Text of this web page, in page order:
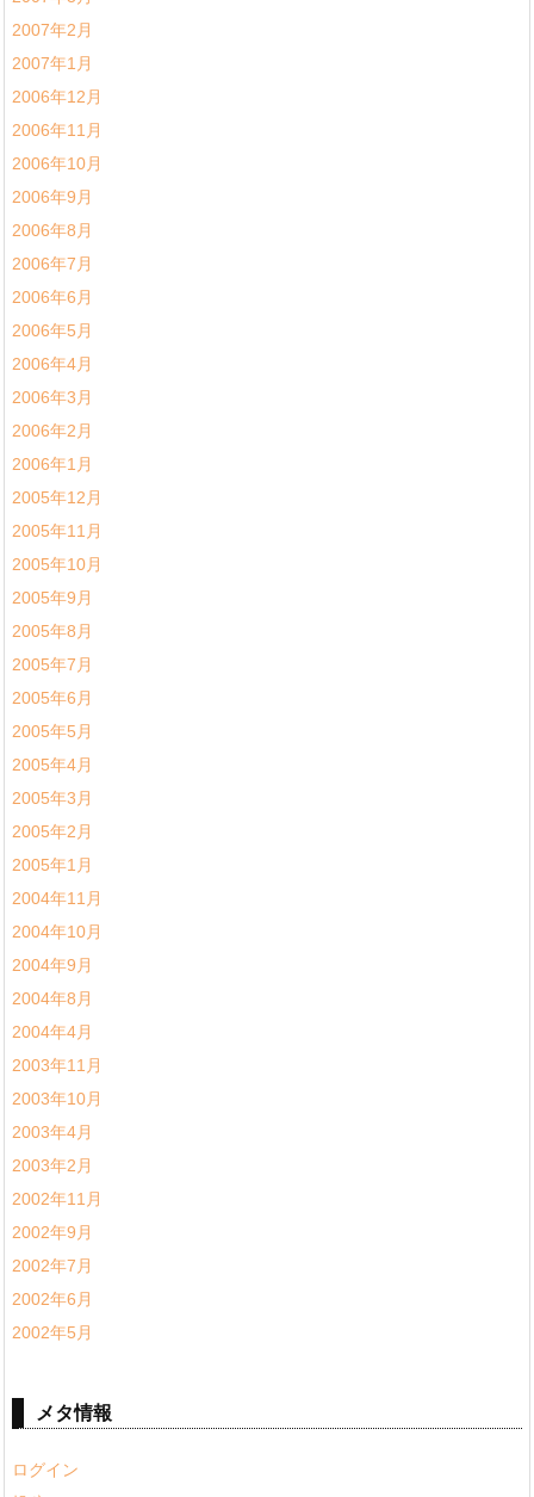
2007年2月
2007年1月
2006年12月
2006年11月
2006年10月
2006年9月
2006年8月
2006年7月
2006年6月
2006年5月
2006年4月
2006年3月
2006年2月
2006年1月
2005年12月
2005年11月
2005年10月
2005年9月
2005年8月
2005年7月
2005年6月
2005年5月
2005年4月
2005年3月
2005年2月
2005年1月
2004年11月
2004年10月
2004年9月
2004年8月
2004年4月
2003年11月
2003年10月
2003年4月
2003年2月
2002年11月
2002年9月
2002年7月
2002年6月
2002年5月
メタ情報
ログイン